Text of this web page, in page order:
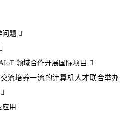
问题 
领域合作开展国际项目 
流培养一流的计算机人才联合举办

用